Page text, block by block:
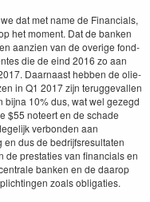
dat met name de Finan­cials,
het moment. Dat de banken
aanzien van de overige fond­
die de eind 2016 zo aan
. Daar­naast hebben de olie­
in Q1 2017zijn teruggevallen
bij­na 10% dus, wat wel gezegd
$55 noteert en de schade
ver­bon­den aan
dus de bedri­jf­s­re­sul­tat­en
de presta­ties van finan­cials en
banken en de daarop
zoals oblig­aties.